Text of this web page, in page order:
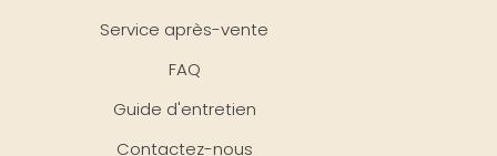
Service après-vente
FAQ
Guide d'entretien
Contactez-nous